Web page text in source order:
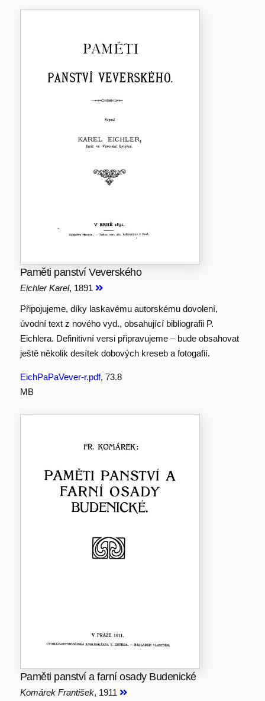
Paměti panství Veverského
Eichler Karel, 1891
Připojujeme, díky laskavému autorskému dovolení,
úvodní text z nového vyd., obsahující bibliografii P.
Eichlera. Definitivní versi připravujeme – bude obsahovat
ještě několik desítek dobových kreseb a fotogafií.
EichPaPaVever-r.pdf, 73.8
MB
Paměti panství a farní osady Budenické
Komárek František, 1911